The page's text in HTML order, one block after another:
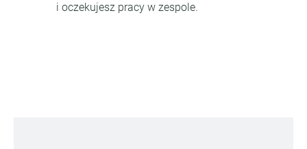
i oczekujesz pracy w zespole.